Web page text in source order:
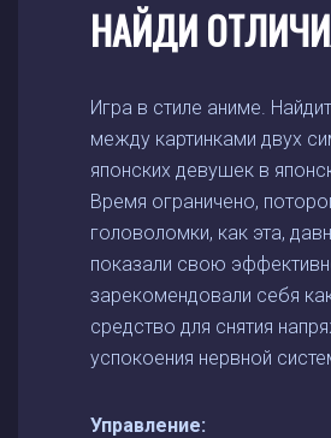
НАЙДИ
Игра в стиле аниме.
между картинками двух
японских девушек в
Время ограничено,
головоломки, как эта,
показали свою
зарекомендовали себя
средство для снятия
успокоения нервной
Управление: